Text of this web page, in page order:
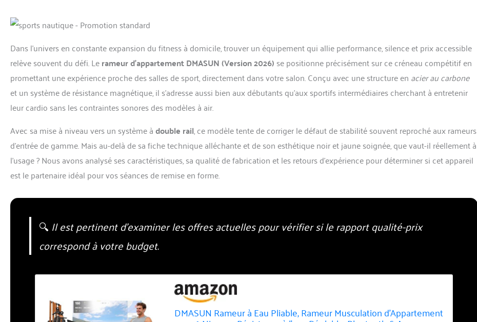
Dans l’univers en constante expansion du fitness à domicile, trouver un équipement qui allie performance, silence et prix accessible
relève souvent du défi. Lerameur d’appartement DMASUN (Version 2026) se positionne précisément sur ce créneau compétitif en
promettant une expérience proche des salles de sport, directement dans votre salon. Conçu avec une structure en acier au carbone
et un système de résistance magnétique, il s’adresse aussi bien aux débutants qu’aux sportifs intermédiaires cherchant à entretenir
leur cardio sans les contraintes sonores des modèles à air.
Avec sa mise à niveau vers un système àdouble rail, ce modèle tente de corriger le défaut de stabilité souvent reproché aux rameurs
d’entrée de gamme. Mais au-delà de sa fiche technique alléchante et de son esthétique noir et jaune soignée, que vaut-il réellement à
l’usage ? Nous avons analysé ses caractéristiques, sa qualité de fabrication et les retours d’expérience pour déterminer si cet appareil
est le partenaire idéal pour vos séances de remise en forme.
🔍 Il est pertinent d’examiner les offres actuelles pour vérifier si le rapport qualité-prix
correspond à votre budget.
DMASUN Rameur à Eau Pliable, Rameur Musculation d'Appartement